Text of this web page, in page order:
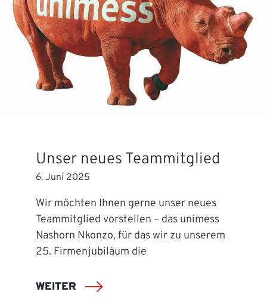
Unser neues Teammitglied
6. Juni 2025
Wir möchten Ihnen gerne unser neues
Teammitglied vorstellen – das unimess
Nashorn Nkonzo, für das wir zu unserem
25. Firmenjubiläum die
WEITER